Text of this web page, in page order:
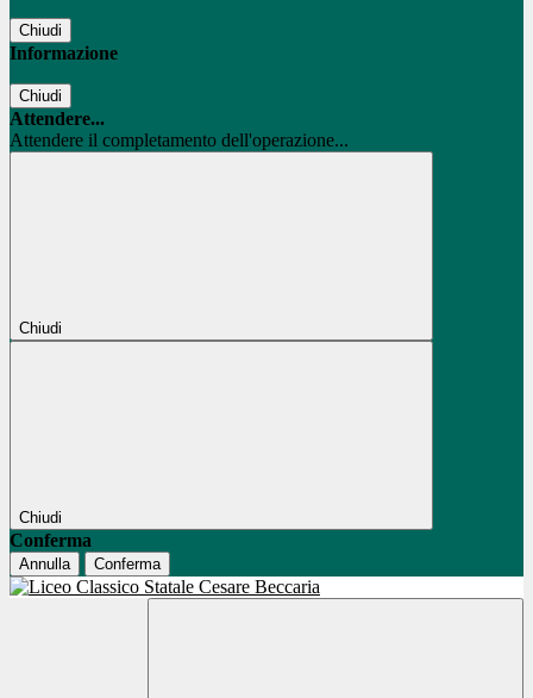
Chiudi
Informazione
Chiudi
Attendere...
Attendere il completamento dell'operazione...
Chiudi
Chiudi
Conferma
Annulla Conferma